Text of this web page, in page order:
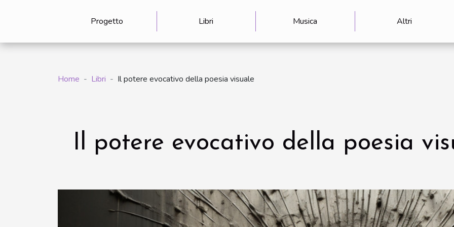
Progetto Libri Musica Altri
Home Libri Il potere evocativo della poesia visuale
Il potere evocativo della poesia